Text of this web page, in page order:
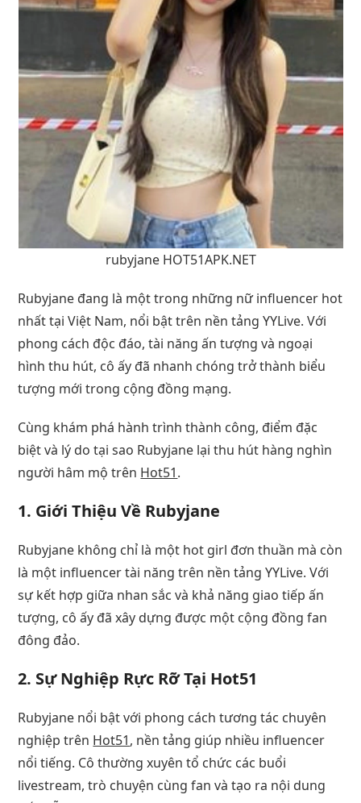
rubyjane HOT51APK.NET
Rubyjane đang là một trong những nữ influencer hot
nhất tại Việt Nam, nổi bật trên nền tảng YYLive. Với
phong cách độc đáo, tài năng ấn tượng và ngoại
hình thu hút, cô ấy đã nhanh chóng trở thành biểu
tượng mới trong cộng đồng mạng.
Cùng khám phá hành trình thành công, điểm đặc
biệt và lý do tại sao Rubyjane lại thu hút hàng nghìn
người hâm mộ trên Hot51.
1. Giới Thiệu Về Rubyjane
Rubyjane không chỉ là một hot girl đơn thuần mà còn
là một influencer tài năng trên nền tảng YYLive. Với
sự kết hợp giữa nhan sắc và khả năng giao tiếp ấn
tượng, cô ấy đã xây dựng được một cộng đồng fan
đông đảo.
2. Sự Nghiệp Rực Rỡ Tại Hot51
Rubyjane nổi bật với phong cách tương tác chuyên
nghiệp trên Hot51, nền tảng giúp nhiều influencer
nổi tiếng. Cô thường xuyên tổ chức các buổi
livestream, trò chuyện cùng fan và tạo ra nội dung